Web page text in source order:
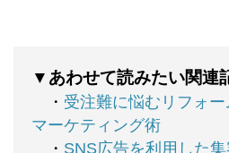
▼あわせて読みたい関連
・ 受注難に悩むリフォ
マーケティング術
・ SNS広告を利用した